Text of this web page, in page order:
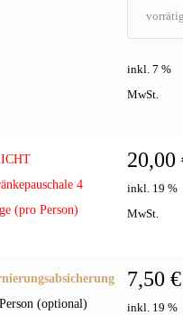
inkl. 7 %
MwSt.
4
(pro Person)
20,00
inkl. 19 %
MwSt.
(optional)
7,50 €
inkl. 19 %